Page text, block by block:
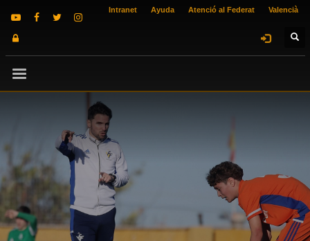
Intranet Ayuda Atenció al Federat Valencià